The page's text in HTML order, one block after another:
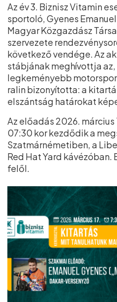
Az év 3. Biznisz Vitamin
sportoló, Gyenes
Magyar Közgazdász
szervezete
következő vendége. Az
stábjának meghívottja
legkeményebb
ralin bizonyította: a
elszántság határokat
Az előadás 2026.
07:30 kor kezdődik a
Szatmárnémetiben, a
Red Hat Yard
felől.